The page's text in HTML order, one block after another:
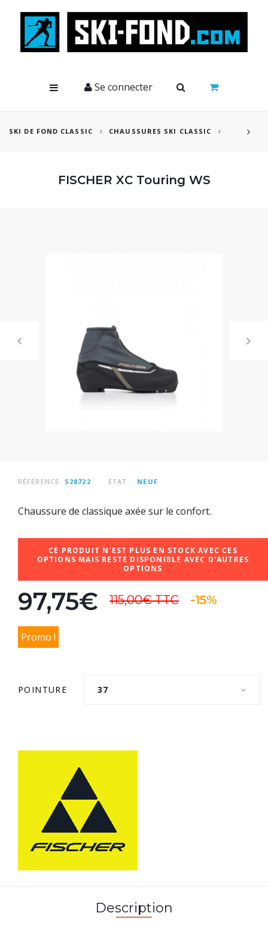
Se connecter
SKI DE FOND CLASSIC CHAUSSURES SKI CLASSIC
RÉFÉRENCE S28722 ÉTAT : NEUF
FISCHER XC Touring WS
Chaussure de classique axée sur le confort.
CE PRODUIT N'EST PLUS EN STOCK AVEC CES
OPTIONS MAIS RESTE DISPONIBLE AVEC D'AUTRES
OPTIONS
97,75€ 115,00€TTC -15%
Promo !
POINTURE 37
Description